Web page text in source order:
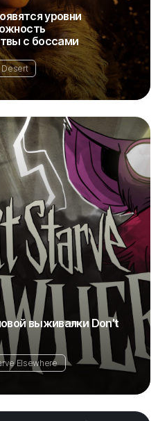
уровни
с боссами
Desert
выживалки Don't
Elsewhere